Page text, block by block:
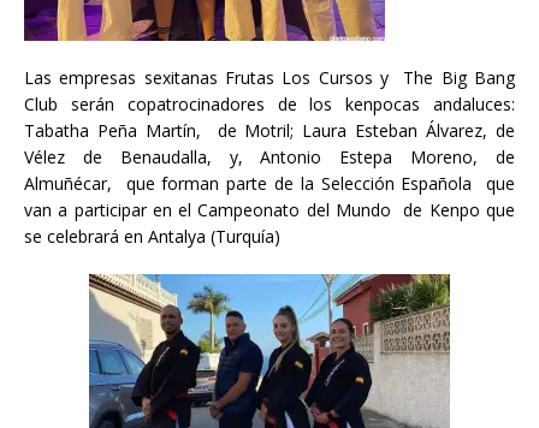
Las empresas sexitanas Frutas Los Cursos y The Big Bang
Club serán copatrocinadores de los kenpocas andaluces:
Tabatha Peña Martín, de Motril; Laura Esteban Álvarez, de
Vélez de Benaudalla, y, Antonio Estepa Moreno, de
Almuñécar, que forman parte de la Selección Española que
van a participar en el Campeonato del Mundo de Kenpo que
se celebrará en Antalya (Turquía)